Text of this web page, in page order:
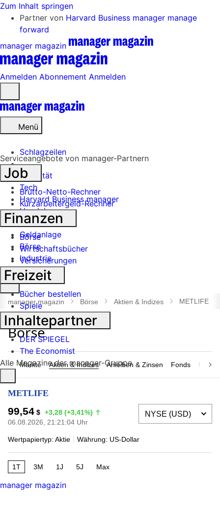
Zum Inhalt springen
Partner von Harvard Business manager manage
forward
manager magazin
Anmelden Abonnement Anmelden
öffnen
Menü
Schlagzeilen
Mobilität
Tech
Harvard Business manager
Handel
Banken
Geldanlage
Börse
Industrie
Suche
öffnen
manager magazin Börse Aktien & Indizes METLIFE
Märkte Aktien & Indizes Anleihen & Zinsen Fonds
METLIFE
99,54 $ +3,28 (+3,41%)
06.08.2026, 21:21:04 Uhr
Wertpapiertyp: Aktie Währung: US-Dollar
1T 3M 1J 5J Max
Serviceangebote von manager-Partnern
Job
Brutto-Netto-Rechner
Kurzarbeitergeld-Rechner
Finanzen
Börse
Wirtschaftsbücher
Versicherungen
Freizeit
Bücher bestellen
Spiele
Inhaltepartner
DER SPIEGEL
The Economist
Alle Magazine der manager-Gruppe
manager magazin